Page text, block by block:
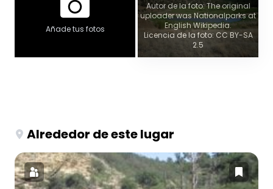
Añade tus fotos
Autor de la foto: The original
uploader was Nationalparks at
English Wikipedia.
Licencia de la foto: CC BY-SA
2.5
Alrededor de este lugar